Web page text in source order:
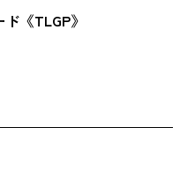
《TLGP》